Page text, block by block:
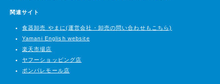
関連サイト
食器卸売 やまに(運営会社・卸売の問い合わせもこちら)
Yamani English website
楽天市場店
ヤフーショッピング店
ポンパレモール店